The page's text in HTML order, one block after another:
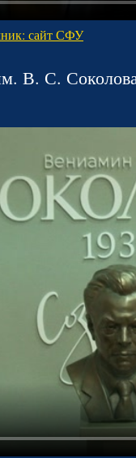
сайт СФУ
В. С.